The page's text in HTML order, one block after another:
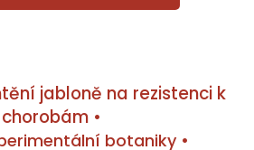
jabloně na rezistenci k
chorobám •
botaniky •